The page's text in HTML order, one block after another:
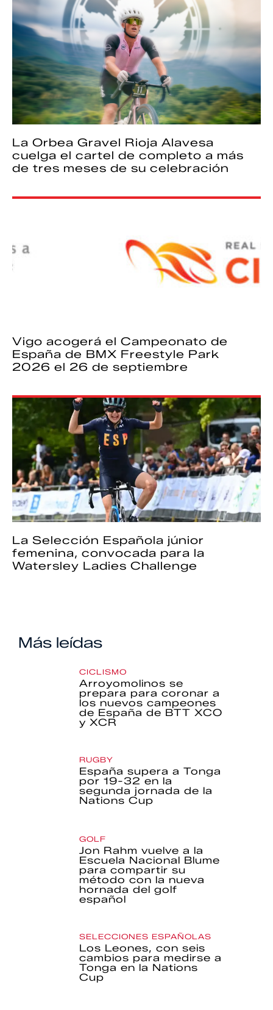
La Orbea Gravel Rioja Alavesa
cuelga el cartel de completo a más
de tres meses de su celebración
Vigo acogerá el Campeonato de
España de BMX Freestyle Park
2026 el 26 de septiembre
La Selección Española júnior
femenina, convocada para la
Watersley Ladies Challenge
Más leídas
CICLISMO
Arroyomolinos se
prepara para coronar a
los nuevos campeones
de España de BTT XCO
y XCR
RUGBY
España supera a Tonga
por 19-32 en la
segunda jornada de la
Nations Cup
GOLF
Jon Rahm vuelve a la
Escuela Nacional Blume
para compartir su
método con la nueva
hornada del golf
español
SELECCIONES ESPAÑOLAS
Los Leones, con seis
cambios para medirse a
Tonga en la Nations
Cup